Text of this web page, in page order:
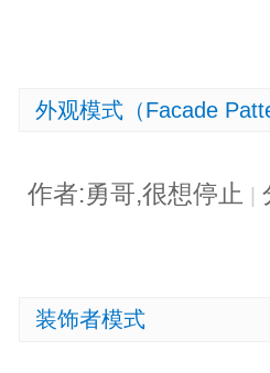
外观模式（Facade
作者:勇哥,很想停止
装饰者模式